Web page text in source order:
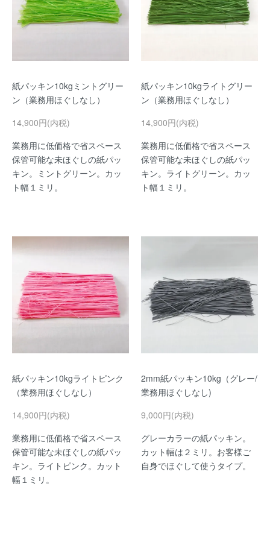
紙パッキン10kgミントグリー
ン（業務用ほぐしなし）
14,900円(内税)
業務用に低価格で省スペース
保管可能な未ほぐしの紙パッ
キン。ミントグリーン。カッ
ト幅１ミリ。
紙パッキン10kgライトグリー
ン（業務用ほぐしなし）
14,900円(内税)
業務用に低価格で省スペース
保管可能な未ほぐしの紙パッ
キン。ライトグリーン。カッ
ト幅１ミリ。
紙パッキン10kgライトピンク
（業務用ほぐしなし）
14,900円(内税)
業務用に低価格で省スペース
保管可能な未ほぐしの紙パッ
キン。ライトピンク。カット
幅１ミリ。
2mm紙パッキン10kg（グレー/
業務用ほぐしなし)
9,000円(内税)
グレーカラーの紙パッキン。
カット幅は２ミリ。お客様ご
自身でほぐして使うタイプ。